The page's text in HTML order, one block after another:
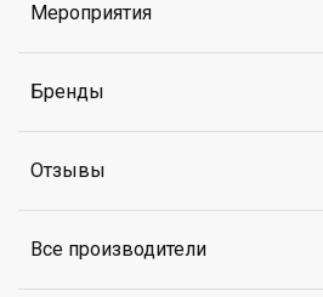
Мероприятия
Бренды
Отзывы
Все производители